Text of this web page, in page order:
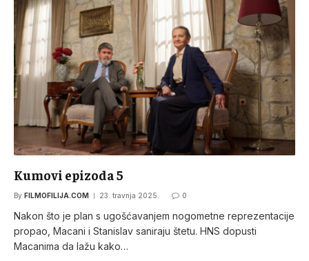
Kumovi epizoda 5
By FILMOFILIJA.COM 23. travnja 2025. 0
Nakon što je plan s ugošćavanjem nogometne reprezentacije
propao, Macani i Stanislav saniraju štetu. HNS dopusti
Macanima da lažu kako…